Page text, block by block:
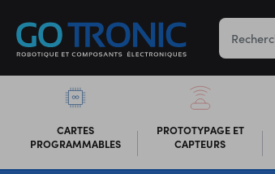
CARTES
PROGRAMMABLES
PROTOTYPAGE ET
CAPTEURS